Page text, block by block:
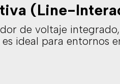
(Line-
de voltaje
ideal para entornos